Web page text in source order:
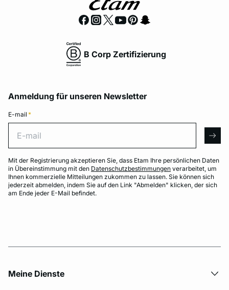
B Corp Zertifizierung
Anmeldung für unseren Newsletter
E-mail *
Mit der Registrierung akzeptieren Sie, dass Etam Ihre persönlichen Daten
in Übereinstimmung mit den Datenschutzbestimmungen verarbeitet, um
Ihnen kommerzielle Mitteilungen zukommen zu lassen. Sie können sich
jederzeit abmelden, indem Sie auf den Link "Abmelden" klicken, der sich
am Ende jeder E-Mail befindet.
Meine Dienste